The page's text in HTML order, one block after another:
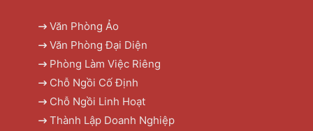
Văn Phòng Ảo
Văn Phòng Đại Diện
Phòng Làm Việc Riêng
Chỗ Ngồi Cố Định
Chỗ Ngồi Linh Hoạt
Thành Lập Doanh Nghiệp